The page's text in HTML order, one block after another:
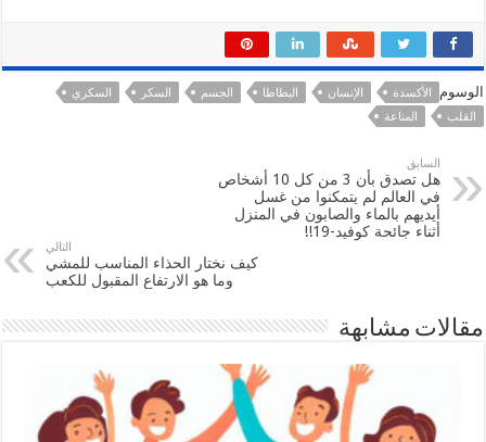
الوسوم الأكسدة الإنسان البطاطا الجسم السكر
السكري
القلب
المناعة
السابق
هل تصدق بأن 3 من كل 10 أشخاص
في العالم لم يتمكنوا من غسل
أيديهم بالماء والصابون في المنزل
أثناء جائحة كوفيد-19!!
التالي
كيف نختار الحذاء المناسب للمشي
وما هو الارتفاع المقبول للكعب
مقالات مشابهة